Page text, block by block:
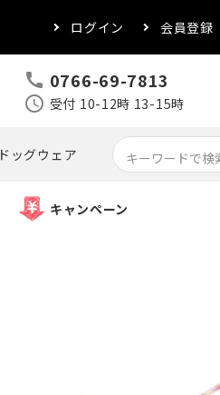
ログイン 会員登録
call 0766-69-7813
schedule 受付 10-12時 13-15時
ドッグウェア
キャンペーン